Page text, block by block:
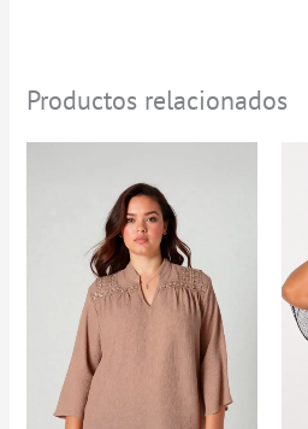
Productos relacionados
desde
$69.900
hasta
$89.900